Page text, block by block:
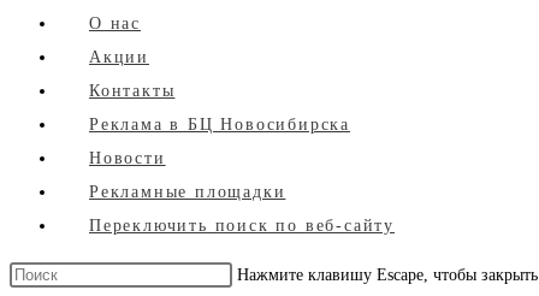
О нас
Акции
Контакты
Реклама в БЦ Новосибирска
Новости
Рекламные площадки
Переключить поиск по веб-сайту
Нажмите клавишу Escape, чтобы